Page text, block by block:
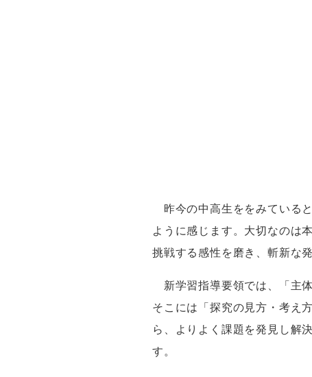
昨今の中高生ををみている
ように感じます。大切なのは
挑戦する感性を磨き、斬新な発
新学習指導要領では、「主
そこには「探究の見方・考え
ら、よりよく課題を発見し解
す。